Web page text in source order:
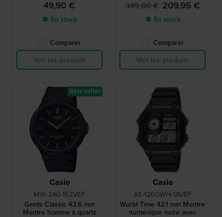
49,90 €
● En stock
Comparer
Voir les produits
349,00 € 209,95 €
● En stock
Comparer
Voir les produits
Casio
MW-240-1E2VEF
Gents Classic 43.6 mm
Montre homme à quartz
Best-seller
Casio
AE-1200WH-1AVEF
World Time 42.1 mm Montre
numérique noire avec